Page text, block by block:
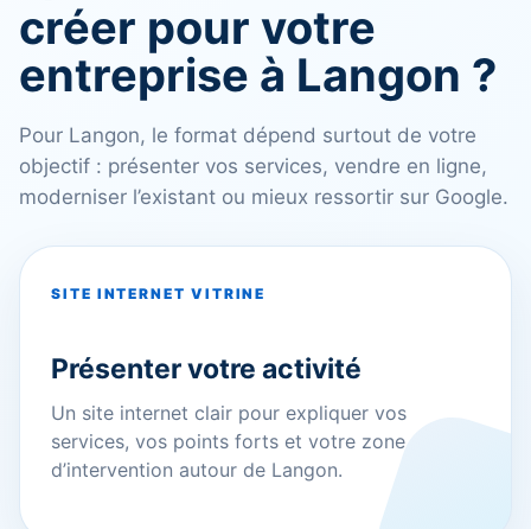
créer pour votre
entreprise à Langon ?
Pour Langon, le format dépend surtout de votre
objectif : présenter vos services, vendre en ligne,
moderniser l’existant ou mieux ressortir sur Google.
SITE INTERNET VITRINE
Présenter votre activité
Un site internet clair pour expliquer vos
services, vos points forts et votre zone
d’intervention autour de Langon.